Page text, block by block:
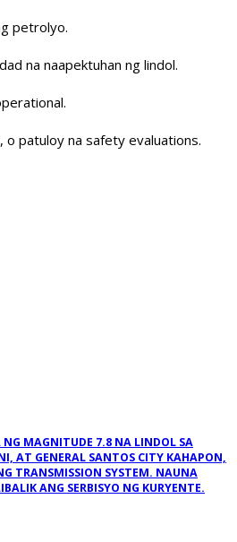
petrolyo.
na naapektuhan ng lindol.
o patuloy na safety evaluations.
MAGNITUDE 7.8 NA LINDOL SA
AT GENERAL SANTOS CITY KAHAPON,
TRANSMISSION SYSTEM. NAUNA
ANG SERBISYO NG KURYENTE.